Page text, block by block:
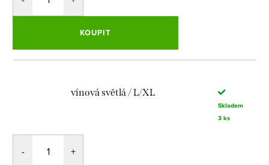
KOUPIT
vínová světlá / L/XL
Skladem
3 ks